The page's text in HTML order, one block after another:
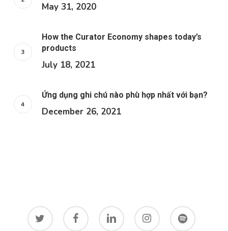
May 31, 2020
How the Curator Economy shapes today’s
products
July 18, 2021
Ứng dụng ghi chú nào phù hợp nhất với bạn?
December 26, 2021
twitter facebook linkedin instagram spotify